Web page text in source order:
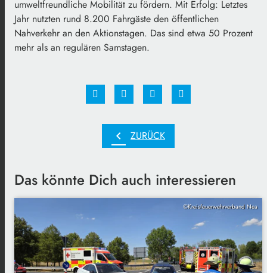
umweltfreundliche Mobilität zu fördern. Mit Erfolg: Letztes
Jahr nutzten rund 8.200 Fahrgäste den öffentlichen
Nahverkehr an den Aktionstagen. Das sind etwa 50 Prozent
mehr als an regulären Samstagen.
chevron_left ZURÜCK
Das könnte Dich auch interessieren
©Kreisfeuerwehrverband Nea